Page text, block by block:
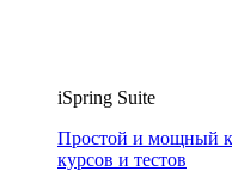
iSpring Suite
Простой и мощный
курсов и тестов